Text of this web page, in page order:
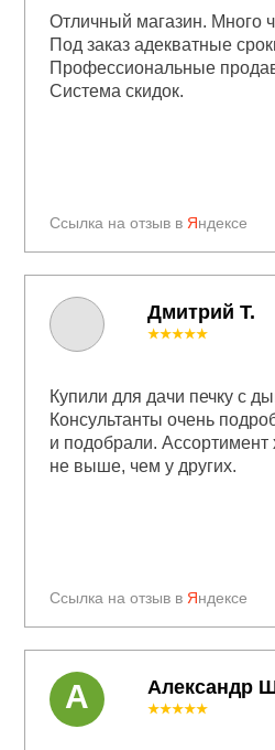
Ссылка на отзыв в Яндексе
Отличный магазин. Много
Под заказ адекватные
Профессиональные
Система скидок.
Ссылка на отзыв в Яндексе
★★★★★
Купили для дачи печку с
Консультанты очень
и подобрали.
не выше, чем у других.
Александр
★★★★★
А
Дмитрий Т.